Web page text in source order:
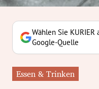
Untermenü
Untermenü
Untermenü
Untermenü
Wählen Sie KURIER
Google-Quelle
Essen & Trinken